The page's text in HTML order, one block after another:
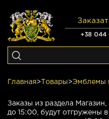
+38 044
Главная> Товары>Эмблемы
Заказы из раздела
до 15:00, будут отгружены